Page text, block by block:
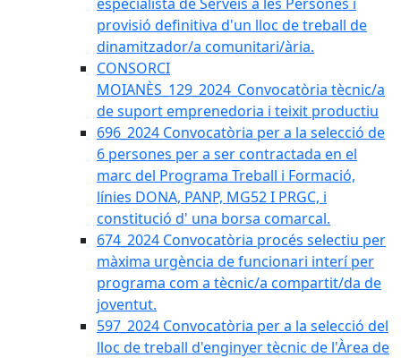
provisió definitiva d'un lloc de treball de
dinamitzador/a comunitari/ària.
CONSORCI
MOIANÈS_129_2024_Convocatòria tècnic/a
de suport emprenedoria i teixit productiu
696_2024 Convocatòria per a la selecció de
6 persones per a ser contractada en el
marc del Programa Treball i Formació,
línies DONA, PANP, MG52 I PRGC, i
constitució d' una borsa comarcal.
674_2024 Convocatòria procés selectiu per
màxima urgència de funcionari interí per
programa com a tècnic/a compartit/da de
joventut.
597_2024 Convocatòria per a la selecció del
lloc de treball d'enginyer tècnic de l'Àrea de